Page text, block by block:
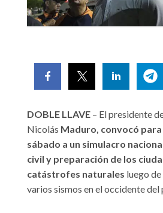
DOBLE LLAVE – El presidente
Nicolás Maduro, convocó
sábado a un simulacro
civil y preparación de los
catástrofes naturales luego
varios sismos en el occidente del